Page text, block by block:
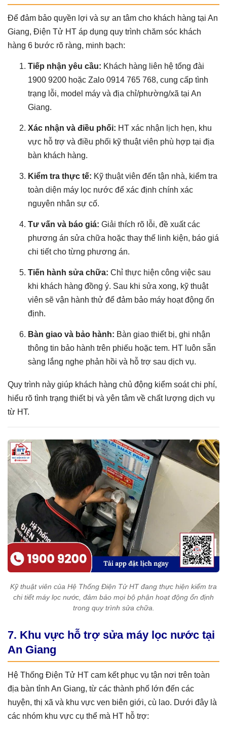
Để đảm bảo quyền lợi và sự an tâm cho khách hàng tại An
Giang, Điện Tử HT áp dụng quy trình chăm sóc khách
hàng 6 bước rõ ràng, minh bạch:
Tiếp nhận yêu cầu: Khách hàng liên hệ tổng đài
1900 9200 hoặc Zalo 0914 765 768, cung cấp tình
trạng lỗi, model máy và địa chỉ/phường/xã tại An
Giang.
Xác nhận và điều phối: HT xác nhận lịch hẹn, khu
vực hỗ trợ và điều phối kỹ thuật viên phù hợp tại địa
bàn khách hàng.
Kiểm tra thực tế: Kỹ thuật viên đến tận nhà, kiểm tra
toàn diện máy lọc nước để xác định chính xác
nguyên nhân sự cố.
Tư vấn và báo giá: Giải thích rõ lỗi, đề xuất các
phương án sửa chữa hoặc thay thế linh kiện, báo giá
chi tiết cho từng phương án.
Tiến hành sửa chữa: Chỉ thực hiện công việc sau
khi khách hàng đồng ý. Sau khi sửa xong, kỹ thuật
viên sẽ vận hành thử để đảm bảo máy hoạt động ổn
định.
Bàn giao và bảo hành: Bàn giao thiết bị, ghi nhận
thông tin bảo hành trên phiếu hoặc tem. HT luôn sẵn
sàng lắng nghe phản hồi và hỗ trợ sau dịch vụ.
Quy trình này giúp khách hàng chủ động kiểm soát chi phí,
hiểu rõ tình trạng thiết bị và yên tâm về chất lượng dịch vụ
từ HT.
Kỹ thuật viên của Hệ Thống Điện Tử HT đang thực hiện kiểm tra
chi tiết máy lọc nước, đảm bảo mọi bộ phận hoạt động ổn định
trong quy trình sửa chữa.
7. Khu vực hỗ trợ sửa máy lọc nước tại
An Giang
Hệ Thống Điện Tử HT cam kết phục vụ tận nơi trên toàn
địa bàn tỉnh An Giang, từ các thành phố lớn đến các
huyện, thị xã và khu vực ven biên giới, cù lao. Dưới đây là
các nhóm khu vực cụ thể mà HT hỗ trợ: